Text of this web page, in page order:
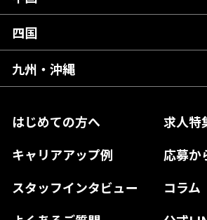
はじめての方へ
求人特
キャリアアップ例
応募か
スタッフインタビュー
コラム
宮城県
福島県
千葉県
東京都
神奈川県
山梨県
長野県
愛知県
京都府
大阪府
奈良県
和歌山県
広島県
岡山県
島根県
山口県
四国
愛媛県
高知県
徳島県
九州・沖縄